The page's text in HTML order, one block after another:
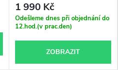
1 990 Kč
Odešleme dnes při objednání do
12.hod.(v prac.den)
ZOBRAZIT